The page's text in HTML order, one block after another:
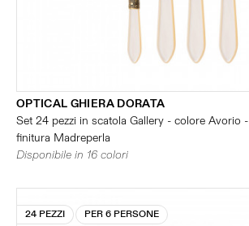
OPTICAL GHIERA DORATA
Set 24 pezzi in scatola Gallery - colore Avorio -
finitura Madreperla
Disponibile in 16 colori
24 PEZZI PER 6 PERSONE